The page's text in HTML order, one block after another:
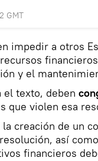
GMT
impedir a otros
y el
el texto, deben
que violen esa
creación de un
así
financieros